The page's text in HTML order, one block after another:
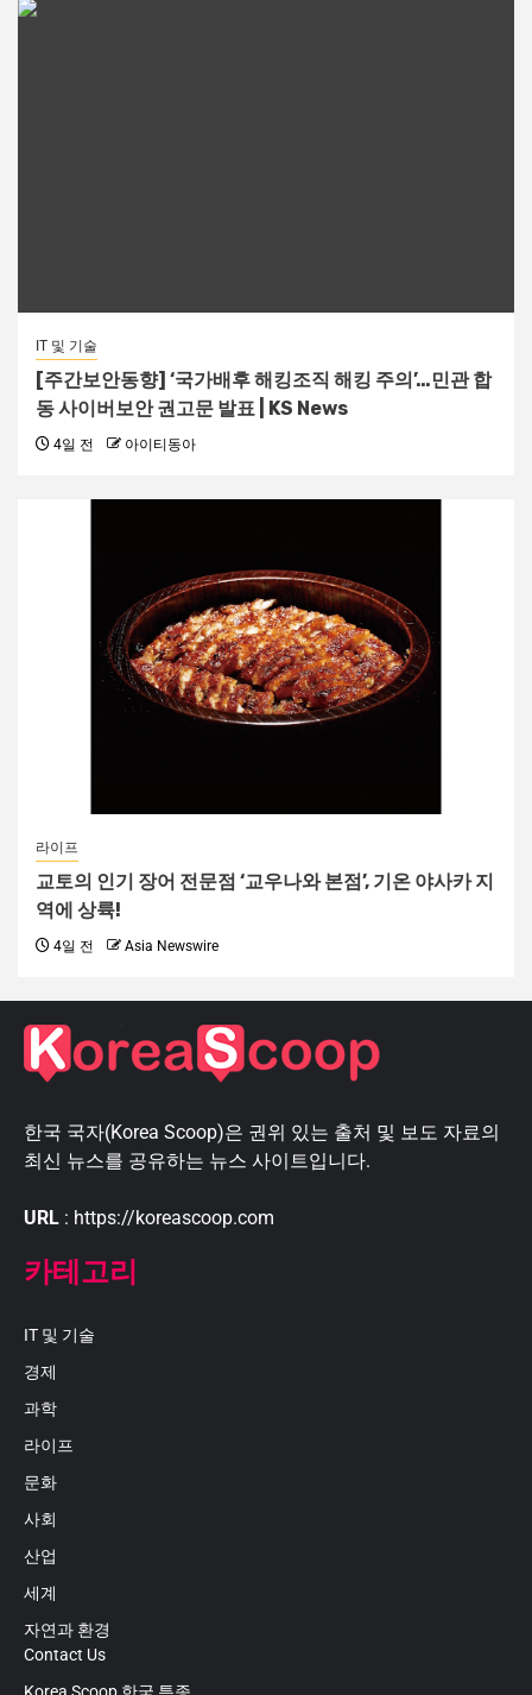
IT 및 기술
[주간보안동향] ‘국가배후 해킹조직 해킹 주의’…민관 합
동 사이버보안 권고문 발표 | KS News
4일 전 아이티동아
라이프
교토의 인기 장어 전문점 ‘교우나와 본점’, 기온 야사카 지
역에 상륙!
4일 전 Asia Newswire
한국 국자(Korea Scoop)은 권위 있는 출처 및 보도 자료의
최신 뉴스를 공유하는 뉴스 사이트입니다.
URL : https://koreascoop.com
카테고리
IT 및 기술
경제
과학
라이프
문화
사회
산업
세계
자연과 환경
Contact Us